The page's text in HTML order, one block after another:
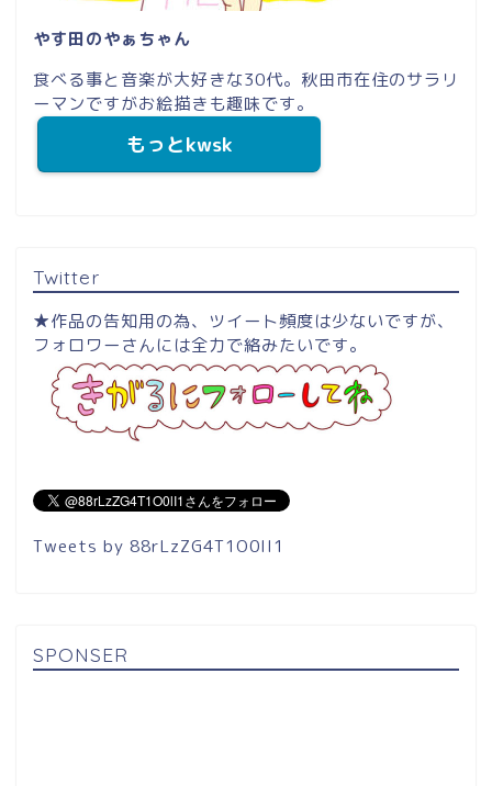
やす田のやぁちゃん
食べる事と音楽が大好きな30代。秋田市在住のサラリ
ーマンですがお絵描きも趣味です。
もっとkwsk
Twitter
★作品の告知用の為、ツイート頻度は少ないですが、
フォロワーさんには全力で絡みたいです。
Tweets by 88rLzZG4T1O0lI1
SPONSER